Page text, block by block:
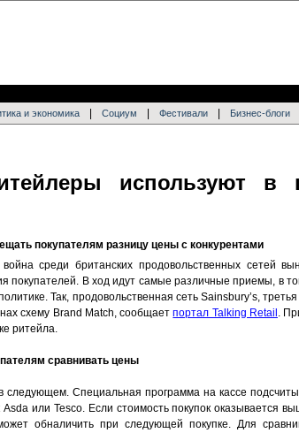
и экономика Социум Фестивали Бизнес-блоги
используют
покупателям разницу цены с конкурентами
среди британских продовольственных сетей
покупателей. В ход идут самые различные приемы, в
Так, продовольственная сеть Sainsbury’s,
схему Brand Match, сообщаетпортал Talking Retail .
ритейла.
сравнивать цены
следующем. Специальная программа на кассе
или Tesco. Если стоимость покупок оказывается
обналичить при следующей покупке. Для